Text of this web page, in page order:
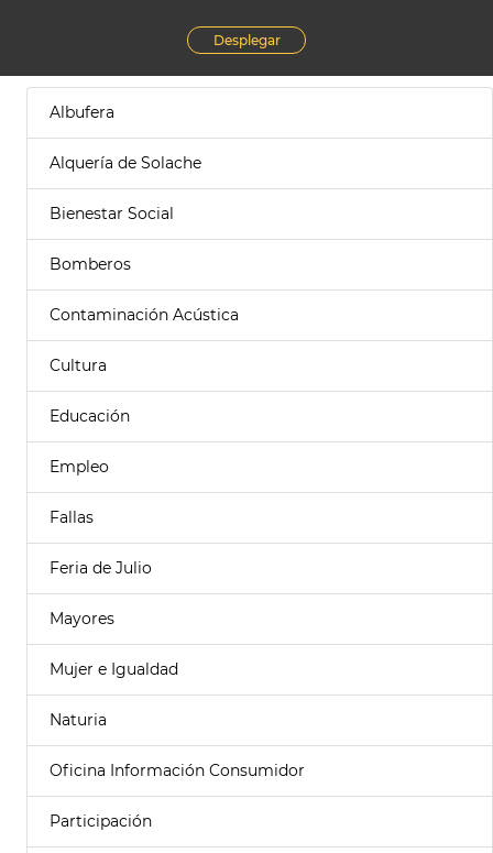
Desplegar
Albufera
Alquería de Solache
Bienestar Social
Bomberos
Contaminación Acústica
Cultura
Educación
Empleo
Fallas
Feria de Julio
Mayores
Mujer e Igualdad
Naturia
Oficina Información Consumidor
Participación